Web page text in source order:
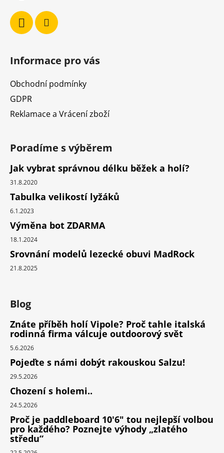
Informace pro vás
Obchodní podmínky
GDPR
Reklamace a Vrácení zboží
Poradíme s výběrem
Jak vybrat správnou délku běžek a holí?
31.8.2020
Tabulka velikostí lyžáků
6.1.2023
Výměna bot ZDARMA
18.1.2024
Srovnání modelů lezecké obuvi MadRock
21.8.2025
Blog
Znáte příběh holí Vipole? Proč tahle italská
rodinná firma válcuje outdoorový svět
5.6.2026
Pojeďte s námi dobýt rakouskou Salzu!
29.5.2026
Chození s holemi..
24.5.2026
Proč je paddleboard 10'6" tou nejlepší volbou
pro každého? Poznejte výhody „zlatého
středu“